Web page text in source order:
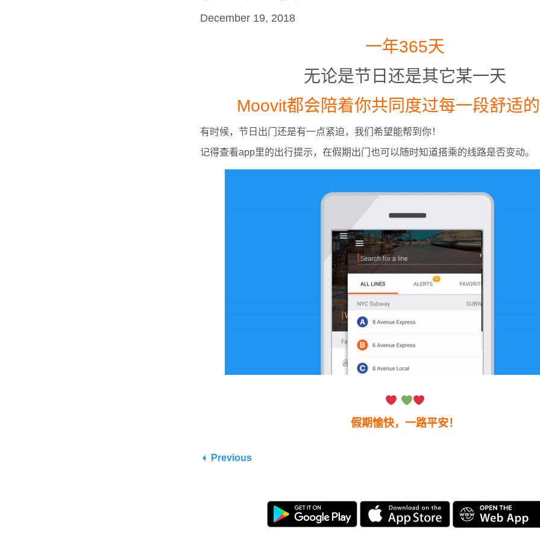
December 19, 2018
一年365天
无论是节日还是其它某一天
Moovit都会陪着你共同度过每一段舒适
有时候，节日出门还是有一点紧迫，我们希望能帮到你！
记得查看app里的出行提示，在假期出门也可以随时知道搭乘的线路是否变动。
假期愉快，一路平安！
Previous